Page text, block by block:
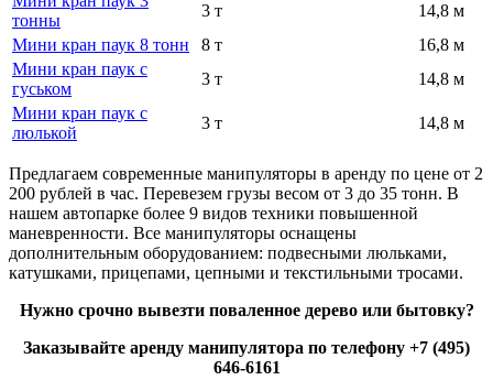
тонны
3 т
14,8 м
Мини кран паук 8 тонн
8 т
16,8 м
Мини кран паук с
гуськом
3 т
14,8 м
Мини кран паук с
люлькой
3 т 14,8 м
Предлагаем современные манипуляторы в аренду по цене от 2
200 рублей в час. Перевезем грузы весом от 3 до 35 тонн. В
нашем автопарке более 9 видов техники повышенной
маневренности. Все манипуляторы оснащены
дополнительным оборудованием: подвесными люльками,
катушками, прицепами, цепными и текстильными тросами.
Нужно срочно вывезти поваленное дерево или бытовку?
Заказывайте аренду манипулятора по телефону +7 (495)
646-6161